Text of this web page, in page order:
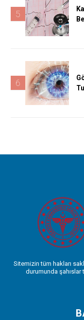
5
6
Sitemizin tüm hakları
durumunda şahıslar